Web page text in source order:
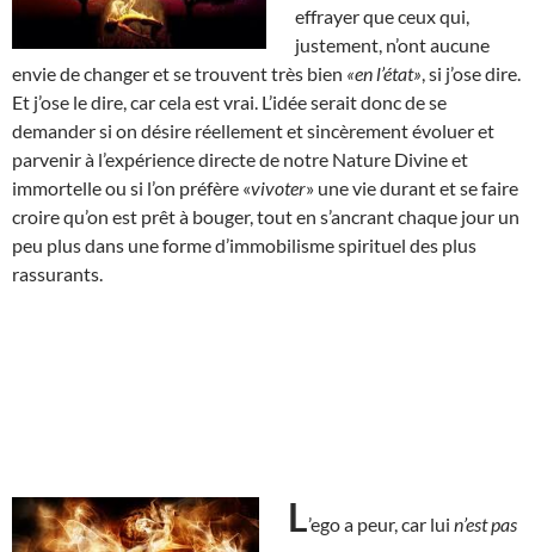
effrayer que ceux qui,
justement, n’ont aucune
envie de changer et se trouvent très bien «en l’état» , si j’ose dire.
Et j’ose le dire, car cela est vrai. L’idée serait donc de se
demander si on désire réellement et sincèrement évoluer et
parvenir à l’expérience directe de notre Nature Divine et
immortelle ou si l’on préfère «vivoter» une vie durant et se faire
croire qu’on est prêt à bouger, tout en s’ancrant chaque jour un
peu plus dans une forme d’immobilisme spirituel des plus
rassurants.
L’ego a peur, car lui n’est pas